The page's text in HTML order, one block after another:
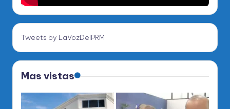
Tweets by LaVozDelPRM
Mas vistas